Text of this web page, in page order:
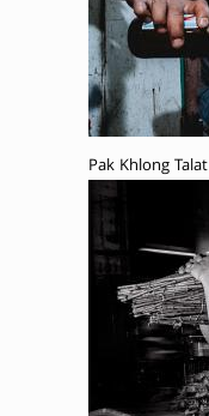
Pak Khlong Talat